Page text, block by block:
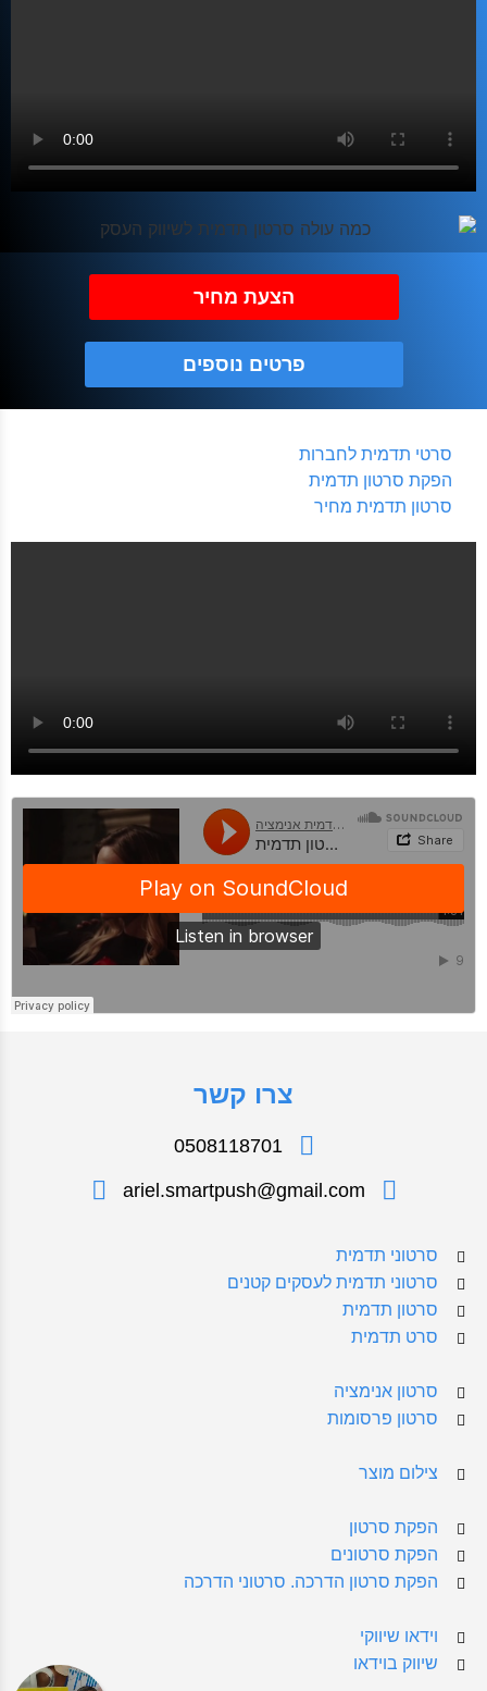
הצעת מחיר
פרטים נוספים
סרטי תדמית לחברות
הפקת סרטון תדמית
סרטון תדמית מחיר
צרו קשר
0508118701
ariel.smartpush@gmail.com
סרטוני תדמית
סרטוני תדמית לעסקים קטנים
סרטון תדמית
סרט תדמית
סרטון אנימציה
סרטון פרסומות
צילום מוצר
הפקת סרטון
הפקת סרטונים
הפקת סרטון הדרכה. סרטוני הדרכה
וידאו שיווקי
שיווק בוידאו